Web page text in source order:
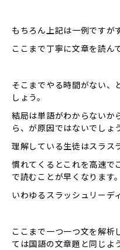
もちろん上記は一例ですが
ここまで丁寧に文章を読ん
そこまでやる時間がない、
しょう。
結局は単語がわからないか
ら、が原因ではないでしょ
理解している生徒はスラス
慣れてくるとこれを高速で
で読むことが早くなります。
いわゆるスラッシュリーデ
ここまで一つ一つ文を解析
ては国語の文章題と同じよ